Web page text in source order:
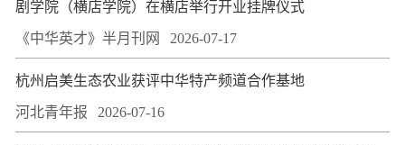
剧学院（横店学院）在横店举行开业挂牌仪式
《中华英才》半月刊网 2026-07-17
杭州启美生态农业获评中华特产频道合作基地
河北青年报 2026-07-16